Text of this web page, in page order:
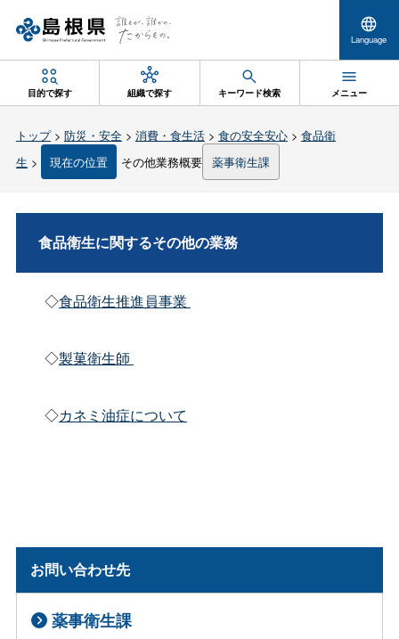
Language
目的で探す 組織で探す キーワード検索 メニュー
トップ> 防災・安全> 消費・食生活> 食の安全安心> 食品衛
生 > 現在の位置 その他業務概要 薬事衛生課
食品衛生に関するその他の業務
◇食品衛生推進員事業
◇製菓衛生師
◇カネミ油症について
お問い合わせ先
薬事衛生課